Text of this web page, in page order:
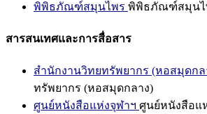
พิพิธภัณฑ์สมุนไพร พิพิธภัณฑ์สมุนไ
สารสนเทศและการสื่อสาร
สำนักงานวิทยทรัพยากร (หอสมุดกล
ทรัพยากร (หอสมุดกลาง)
ศูนย์หนังสือแห่งจุฬาฯ ศูนย์หนังสือแ